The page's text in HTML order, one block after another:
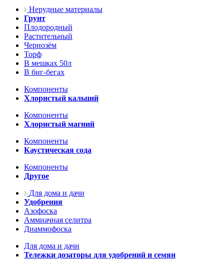
Нерудные материалы
Грунт
Плодородный
Растительный
Чернозём
Торф
В мешках 50л
В биг-бегах
Компоненты
Хлористый кальций
Компоненты
Хлористый магний
Компоненты
Каустическая сода
Компоненты
Другое
Для дома и дачи
Удобрения
Азофоска
Аммиачная селитра
Диаммофоска
Для дома и дачи
Тележки дозаторы для удобрений и семян